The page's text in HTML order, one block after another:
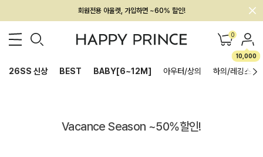
회원전용 아울렛, 가입하면 ~60% 할인!
멤버십 최대 28,000원 혜택 0
10,000
26SS 신상 BEST BABY[6~12M] 아우터/상의 하의/레깅스
Vacance Season ~50%할인!